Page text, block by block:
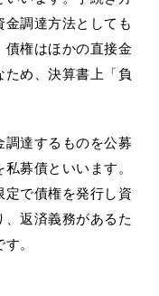
調達方法としても
権はほかの直接金
め、決算書上「負
達するものを公募
募債といいます。
で債権を発行し資
返済義務があるた
。